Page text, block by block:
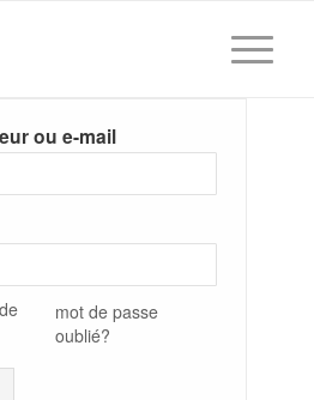
ou e-mail
mot de passe
oublié?